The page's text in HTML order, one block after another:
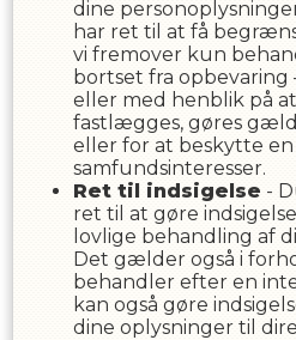
dine
har ret til at få
vi fremover kun
bortset fra opbevaring
eller med henblik på
fastlægges, gøres
eller for at beskytte
samfundsinteresser.
Ret til indsigelse -
ret til at gøre
lovlige behandling af
Det gælder også i
behandler efter en
kan også gøre
dine oplysninger til